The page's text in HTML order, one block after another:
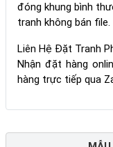
đóng khung bình
tranh không bán file.
Liên Hệ Đặt Tranh
Nhận đặt hàng
hàng trực tiếp qua